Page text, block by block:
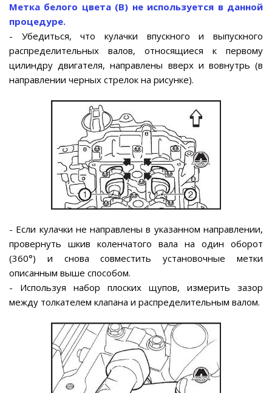
Метка белого цвета (В) не используется в данной
процедуре.
- Убедиться, что кулачки впускного и выпускного
распределительных валов, относящиеся к первому
цилиндру двигателя, направлены вверх и вовнутрь (в
направлении черных стрелок на рисунке).
- Если кулачки не направлены в указанном направлении,
провернуть шкив коленчатого вала на один оборот
(360°) и снова совместить установочные метки
описанным выше способом.
- Используя набор плоских щупов, измерить зазор
между толкателем клапана и распределительным валом.